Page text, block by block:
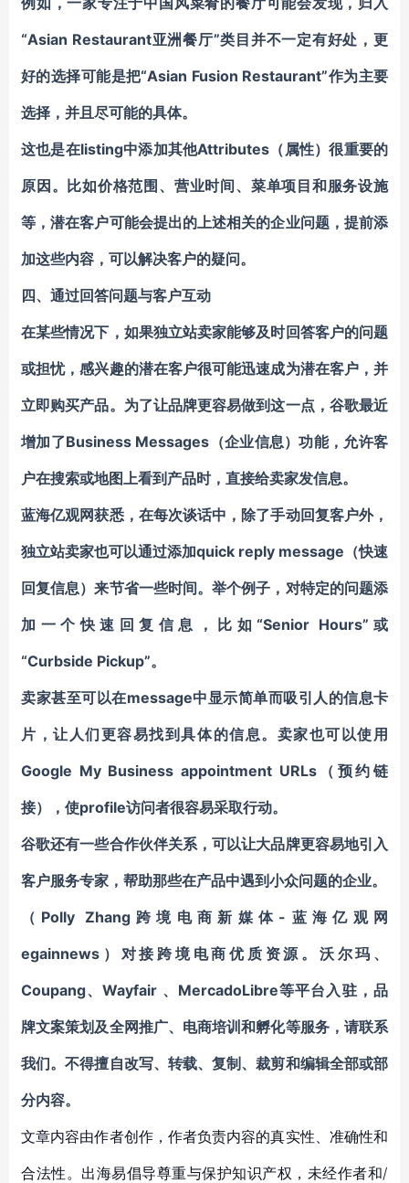
“Asian Restaurant亚洲餐厅”类目并不一定有好处，更
好的选择可能是把“Asian Fusion Restaurant”作为主要
选择，并且尽可能的具体。
这也是在listing中添加其他Attributes （属性）很重要的
原因。比如价格范围、营业时间、菜单项目和服务设施
等，潜在客户可能会提出的上述相关的企业问题，提前添
加这些内容，可以解决客户的疑问。
四、 通过回答问题与客户互动
在某些情况下，如果独立站卖家能够及时回答客户的问题
或担忧，感兴趣的潜在客户很可能迅速成为潜在客户，并
立即购买产品。为了让品牌更容易做到这一点，谷歌最近
增加了Business Messages （企业信息）功能，允许客
户在搜索或地图上看到产品时，直接给卖家发信息。
蓝海亿观网获悉，在每次谈话中，除了手动回复客户外，
独立站卖家也可以通过添加quick reply message（快速
回复信息）来节省一些时间。举个例子，对特定的问题添
加一个快速回复信息，比如“Senior Hours”或
“Curbside Pickup”。
卖家甚至可以在message中显示简单而吸引人的信息卡
片，让人们更容易找到具体的信息。卖家也可以使用
Google My Business appointment URLs（预约链
接），使profile访问者很容易采取行动。
谷歌还有一些合作伙伴关系，可以让大品牌更容易地引入
客户服务专家，帮助那些在产品中遇到小众问题的企业。
（Polly Zhang跨境电商新媒体-蓝海亿观网
egainnews）对接跨境电商优质资源。 沃尔玛、
Coupang、Wayfair 、 MercadoLibre等平台入驻 ，品
牌文案策划及全网推广、电商培训和孵化等服务，请联系
我们。不得擅自改写、转载、复制、裁剪和编辑全部或部
分内容。
文章内容由作者创作，作者负责内容的真实性、准确性和
合法性。出海易倡导尊重与保护知识产权，未经作者和/